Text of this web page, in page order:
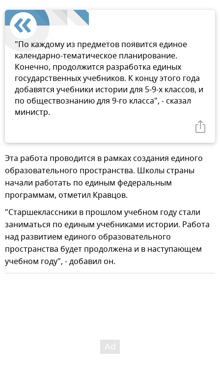
"По каждому из предметов появится единое
календарно-тематическое планирование.
Конечно, продолжится разработка единых
государственных учебников. К концу этого года
добавятся учебники истории для 5-9-х классов, и
по обществознанию для 9-го класса", - сказал
министр.
Эта работа проводится в рамках создания единого
образовательного пространства. Школы страны
начали работать по единым федеральным
программам, отметил Кравцов.
"Старшеклассники в прошлом учебном году стали
заниматься по единым учебниками истории. Работа
над развитием единого образовательного
пространства будет продолжена и в наступающем
учебном году", - добавил он.